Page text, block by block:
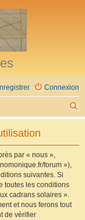
Connexion
e
par « nous »,
forum »),
suivantes. Si
toutes les conditions
cadrans solaires ».
et nous ferons tout
de vérifier